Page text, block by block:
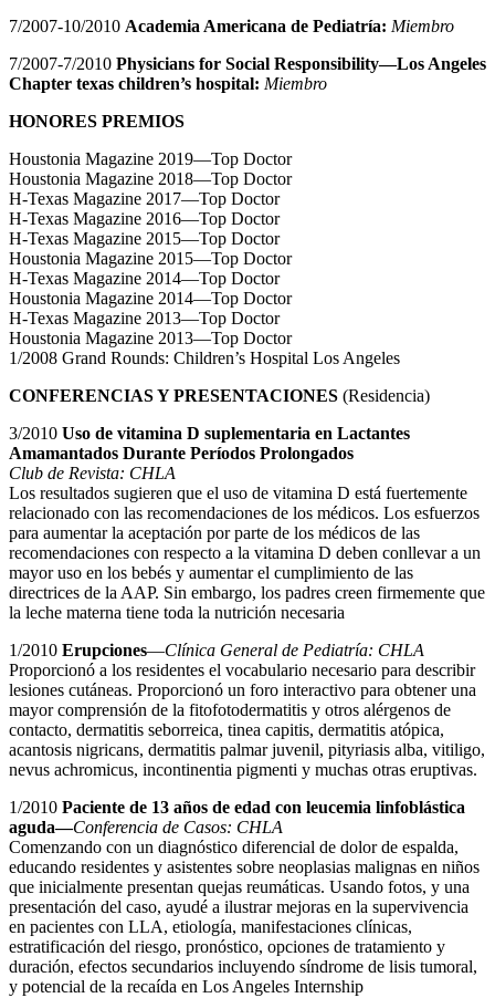
7/2007-10/2010 Academia Americana de Pediatría: Miembro
7/2007-7/2010 Physicians for Social Responsibility—Los Angeles
Chapter texas children’s hospital: Miembro
HONORES PREMIOS
Houstonia Magazine 2019—Top Doctor
Houstonia Magazine 2018—Top Doctor
H-Texas Magazine 2017—Top Doctor
H-Texas Magazine 2016—Top Doctor
H-Texas Magazine 2015—Top Doctor
Houstonia Magazine 2015—Top Doctor
H-Texas Magazine 2014—Top Doctor
Houstonia Magazine 2014—Top Doctor
H-Texas Magazine 2013—Top Doctor
Houstonia Magazine 2013—Top Doctor
1/2008 Grand Rounds: Children’s Hospital Los Angeles
CONFERENCIAS Y PRESENTACIONES (Residencia)
3/2010 Uso de vitamina D suplementaria en Lactantes
Amamantados Durante Períodos Prolongados
Club de Revista: CHLA
Los resultados sugieren que el uso de vitamina D está fuertemente
relacionado con las recomendaciones de los médicos. Los esfuerzos
para aumentar la aceptación por parte de los médicos de las
recomendaciones con respecto a la vitamina D deben conllevar a un
mayor uso en los bebés y aumentar el cumplimiento de las
directrices de la AAP. Sin embargo, los padres creen firmemente que
la leche materna tiene toda la nutrición necesaria
1/2010 Erupciones—Clínica General de Pediatría: CHLA
Proporcionó a los residentes el vocabulario necesario para describir
lesiones cutáneas. Proporcionó un foro interactivo para obtener una
mayor comprensión de la fitofotodermatitis y otros alérgenos de
contacto, dermatitis seborreica, tinea capitis, dermatitis atópica,
acantosis nigricans, dermatitis palmar juvenil, pityriasis alba, vitiligo,
nevus achromicus, incontinentia pigmenti y muchas otras eruptivas.
1/2010 Paciente de 13 años de edad con leucemia linfoblástica
aguda—Conferencia de Casos: CHLA
Comenzando con un diagnóstico diferencial de dolor de espalda,
educando residentes y asistentes sobre neoplasias malignas en niños
que inicialmente presentan quejas reumáticas. Usando fotos, y una
presentación del caso, ayudé a ilustrar mejoras en la supervivencia
en pacientes con LLA, etiología, manifestaciones clínicas,
estratificación del riesgo, pronóstico, opciones de tratamiento y
duración, efectos secundarios incluyendo síndrome de lisis tumoral,
y potencial de la recaída en Los Angeles Internship